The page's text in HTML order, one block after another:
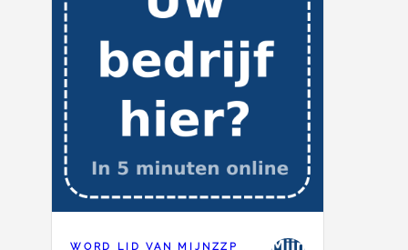
WORD LID VAN MIJNZZP